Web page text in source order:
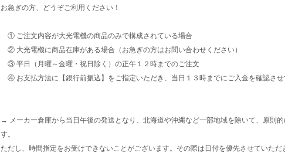
お急ぎの方、どうぞご利用ください！
① ご注文内容が大光電機の商品のみで構成されている場合
② 大光電機に商品在庫がある場合（お急ぎの方はお問い合わせください）
③ 平日（月曜～金曜・祝日除く）の正午１２時までのご注文
④ お支払方法に【銀行前振込】をご指定いただき、当日１３時までにご入金を確認させ
→ メーカー倉庫から当日午後の発送となり、北海道や沖縄など一部地域を除いて、原則的
す。
ただし、時間指定をお受けできないことがございます。その際は日付を優先させていただ